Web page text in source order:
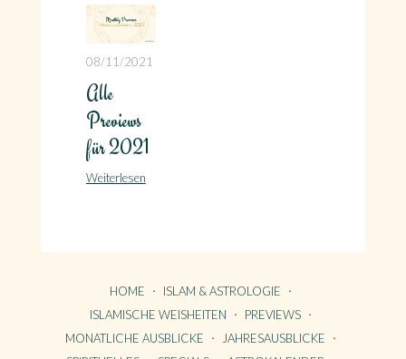
08/11/2021
Alle
Previews
für 2021
Weiterlesen
HOME
ISLAM & ASTROLOGIE
ISLAMISCHE WEISHEITEN
PREVIEWS
MONATLICHE AUSBLICKE
JAHRESAUSBLICKE